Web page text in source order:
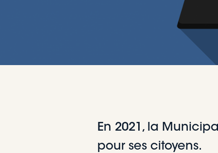
En 2021, la
pour ses citoyens.